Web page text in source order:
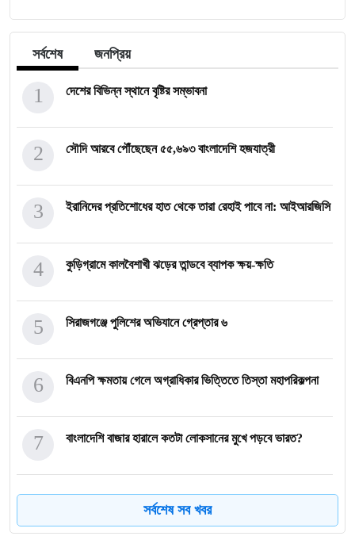
সর্বশেষ জনপ্রিয়
দেশের বিভিন্ন স্থানে বৃষ্টির সম্ভাবনা
1
সৌদি আরবে পৌঁছেছেন ৫৫,৬৯৩ বাংলাদেশি হজযাত্রী
2
ইরানিদের প্রতিশোধের হাত থেকে তারা রেহাই পাবে না: আইআরজিসি
3
কুড়িগ্রামে কালবৈশাখী ঝড়ের তান্ডবে ব্যাপক ক্ষয়-ক্ষতি
4
সিরাজগঞ্জে পুলিশের অভিযানে গ্রেপ্তার ৬
5
বিএনপি ক্ষমতায় গেলে অগ্রাধিকার ভিত্তিতে তিস্তা মহাপরিকল্পনা
6
বাংলাদেশি বাজার হারালে কতটা লোকসানের মুখে পড়বে ভারত?
7
অষ্টম শ্রেণির পাঠ্যবই থেকে বাদ পড়ল ৭ মার্চের ভাষণ: আসছে বড় প
8 সর্বশেষ সব খবর